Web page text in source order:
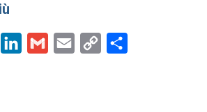
Twitter LinkedInGmail Email
Copy